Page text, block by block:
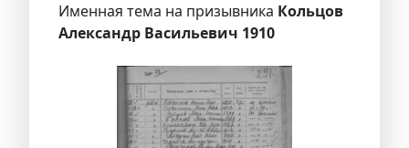
Именная тема на призывника Кольцов
Александр Васильевич 1910